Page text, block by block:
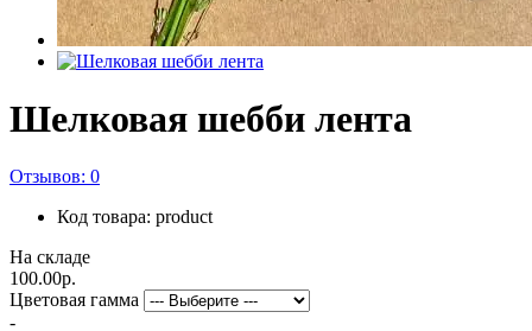
Шелковая шебби лента
Отзывов: 0
Код товара: product
На складе
100.00р.
Цветовая гамма
-